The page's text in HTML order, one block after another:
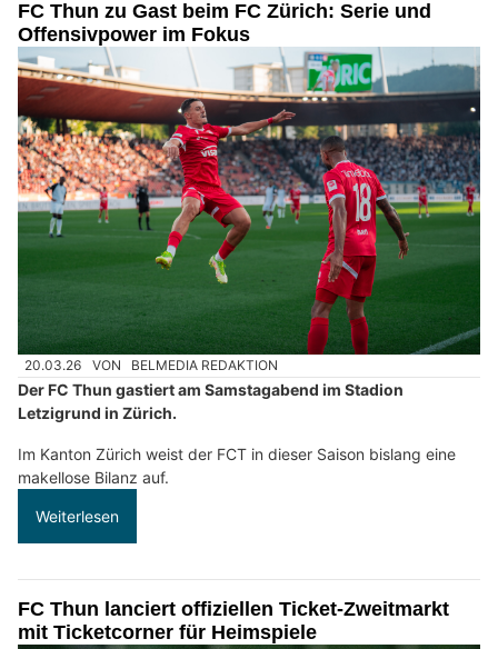
FC Thun zu Gast beim FC Zürich: Serie und
Offensivpower im Fokus
20.03.26 VON BELMEDIA REDAKTION
Der FC Thun gastiert am Samstagabend im Stadion
Letzigrund in Zürich.
Im Kanton Zürich weist der FCT in dieser Saison bislang eine
makellose Bilanz auf.
Weiterlesen
FC Thun lanciert offiziellen Ticket-Zweitmarkt
mit Ticketcorner für Heimspiele